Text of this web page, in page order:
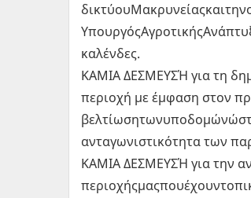
καλένδες.
ΚΑΜΙΑ ΔΕΣΜΕΥΣΉ για τη
περιοχή με έμφαση στον
ανταγωνιστικότητα των
ΚΑΜΙΑ ΔΕΣΜΕΥΣΉ για την